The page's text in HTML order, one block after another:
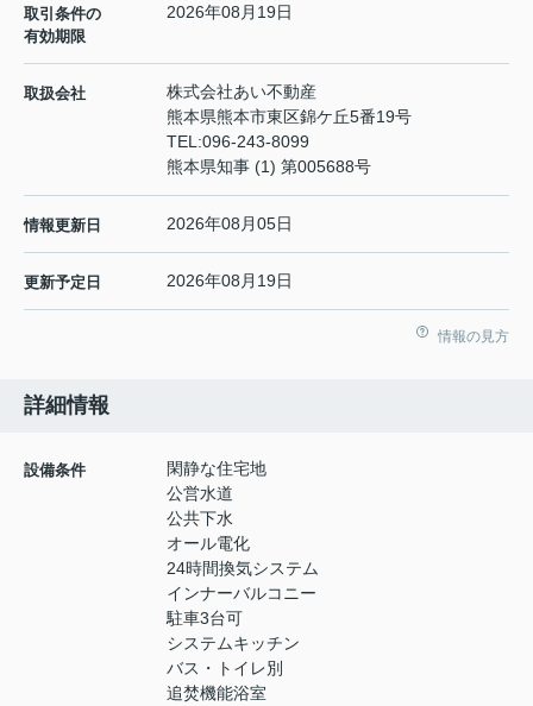
取引条件の
有効期限
2026年08月19日
取扱会社
株式会社あい不動産
熊本県熊本市東区錦ケ丘5番19号
TEL:096-243-8099
熊本県知事 (1) 第005688号
情報更新日 2026年08月05日
更新予定日 2026年08月19日
情報の見方
詳細情報
設備条件
閑静な住宅地
公営水道
公共下水
オール電化
24時間換気システム
インナーバルコニー
駐車3台可
システムキッチン
バス・トイレ別
追焚機能浴室